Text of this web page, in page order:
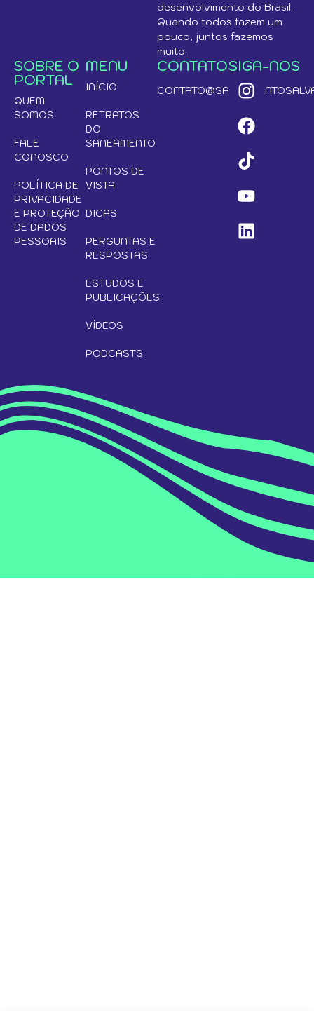
desenvolvimento do Brasil.
Quando todos fazem um
pouco, juntos fazemos
muito.
SOBRE O
PORTAL
QUEM
SOMOS
FALE
CONOSCO
POLÍTICA DE
PRIVACIDADE
E PROTEÇÃO
DE DADOS
PESSOAIS
MENU
INÍCIO
RETRATOS
DO
SANEAMENTO
PONTOS DE
VISTA
DICAS
PERGUNTAS E
RESPOSTAS
ESTUDOS E
PUBLICAÇÕES
VÍDEOS
PODCASTS
CONTATOSIGA-NOS